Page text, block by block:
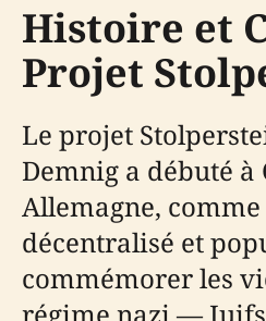
Histoire et
Projet
Le projet
Demnig a débuté à
Allemagne,
décentralisé et
commémorer les